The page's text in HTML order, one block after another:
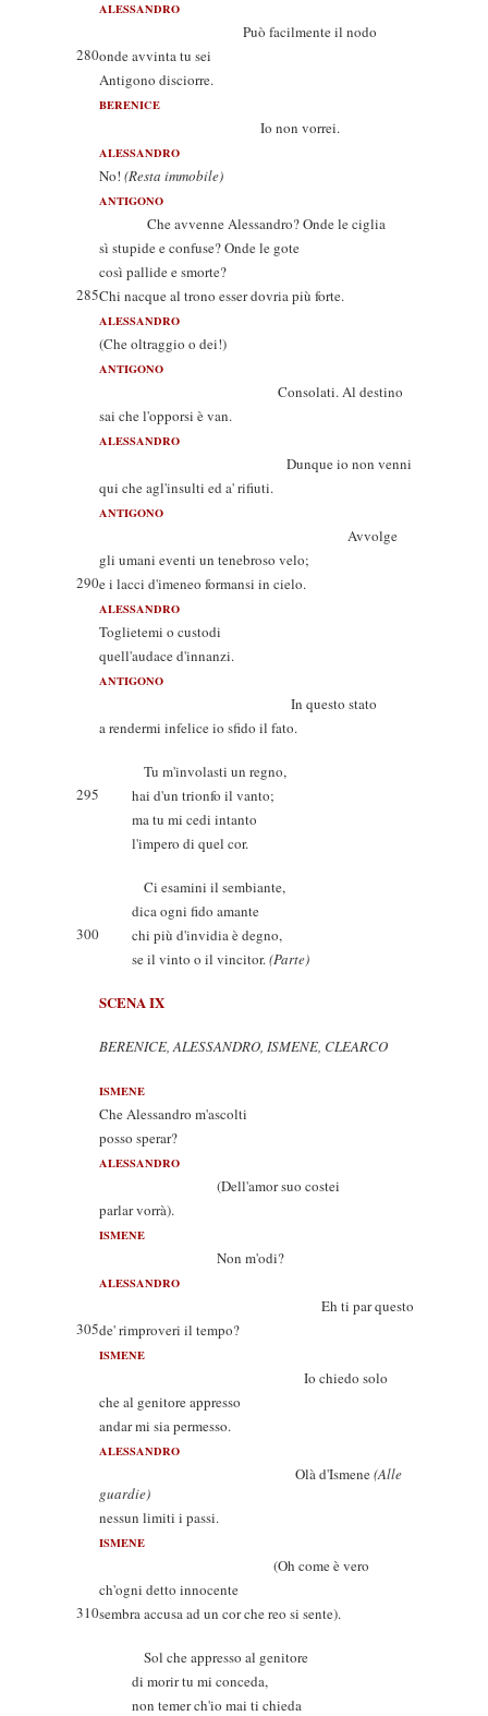
ALESSANDRO
Può facilmente il nodo
280onde avvinta tu sei
Antigono disciorre.
BERENICE
Io non vorrei.
ALESSANDRO
No! (Resta immobile)
ANTIGONO
Che avvenne Alessandro? Onde le ciglia
sì stupide e confuse? Onde le gote
così pallide e smorte?
285Chi nacque al trono esser dovria più forte.
ALESSANDRO
(Che oltraggio o dei!)
ANTIGONO
Consolati. Al destino
sai che l'opporsi è van.
ALESSANDRO
Dunque io non venni
qui che agl'insulti ed a' rifiuti.
ANTIGONO
Avvolge
gli umani eventi un tenebroso velo;
290e i lacci d'imeneo formansi in cielo.
ALESSANDRO
Toglietemi o custodi
quell'audace d'innanzi.
ANTIGONO
In questo stato
a rendermi infelice io sfido il fato.
Tu m'involasti un regno,
295
hai d'un trionfo il vanto;
ma tu mi cedi intanto
l'impero di quel cor.
Ci esamini il sembiante,
dica ogni fido amante
300
chi più d'invidia è degno,
se il vinto o il vincitor.(Parte)
SCENA IX
BERENICE, ALESSANDRO, ISMENE, CLEARCO
ISMENE
Che Alessandro m'ascolti
posso sperar?
ALESSANDRO
(Dell'amor suo costei
parlar vorrà).
ISMENE
Non m'odi?
ALESSANDRO
Eh ti par questo
305de' rimproveri il tempo?
ISMENE
Io chiedo solo
che al genitore appresso
andar mi sia permesso.
ALESSANDRO
Olà d'Ismene(Alle
guardie)
nessun limiti i passi.
ISMENE
(Oh come è vero
ch'ogni detto innocente
310sembra accusa ad un cor che reo si sente).
Sol che appresso al genitore
di morir tu mi conceda,
non temer ch'io mai ti chieda